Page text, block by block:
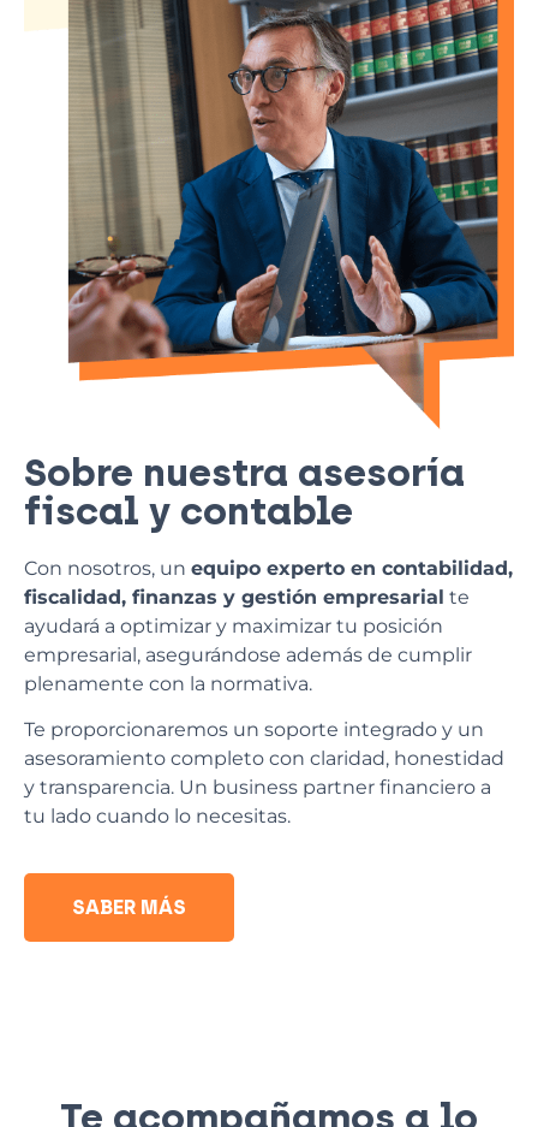
Sobre nuestra asesoría
fiscal y contable
Con nosotros, un equipo experto en contabilidad,
fiscalidad, finanzas y gestión empresarial te
ayudará a optimizar y maximizar tu posición
empresarial, asegurándose además de cumplir
plenamente con la normativa.
Te proporcionaremos un soporte integrado y un
asesoramiento completo con claridad, honestidad
y transparencia. Un business partner financiero a
tu lado cuando lo necesitas.
SABER MÁS
Te acompañamos a lo